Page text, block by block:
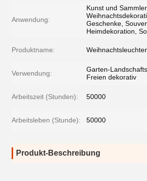
Anwendung:
Kunst und
Geschenke,
Heimdekoration,
Produktname:
Verwendung:
Garten-
Freien dekorativ
Arbeitszeit (Stunden): 50000
Arbeitsleben (Stunde): 50000
Produkt-Beschreibung